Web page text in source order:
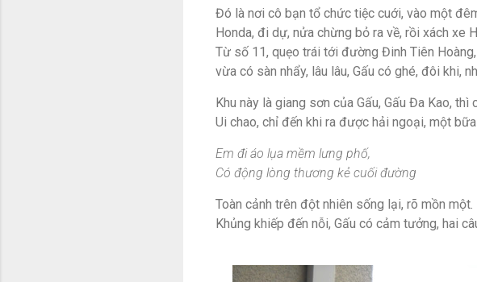
Đó là nơi cô bạn tổ chức tiệc cuới, vào một
Honda, đi dự, nửa chừng bỏ ra về, rồi xách xe
Từ số 11, quẹo trái tới đường Đinh Tiên
vừa có sàn nhẩy, lâu lâu, Gấu có ghé, đôi khi,
Khu này là giang sơn của Gấu, Gấu Đa Kao, thì
Ui chao, chỉ đến khi ra được hải ngoại, một
Em đi áo lụa mềm lưng phố,
Có động lòng thương kẻ cuối đường
Toàn cảnh trên đột nhiên sống lại, rõ mồn một.
Khủng khiếp đến nỗi, Gấu có cảm tưởng, hai